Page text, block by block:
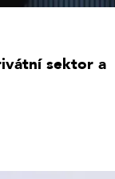
sektor a